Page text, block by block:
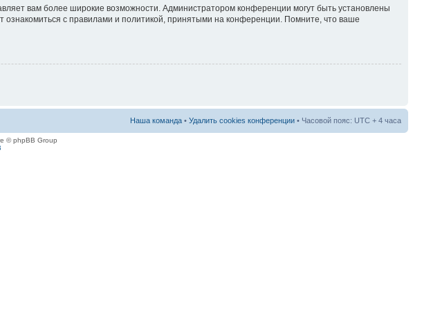
вам более широкие возможности. Администратором конференции могут быть установлены
ознакомиться с правилами и политикой, принятыми на конференции. Помните, что ваше
Наша команда • Удалить cookies конференции • Часовой пояс: UTC + 4 часа
© phpBB Group